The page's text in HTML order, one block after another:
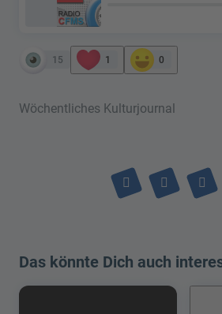
15 1 0
Wöchentliches Kulturjournal
Das könnte Dich auch